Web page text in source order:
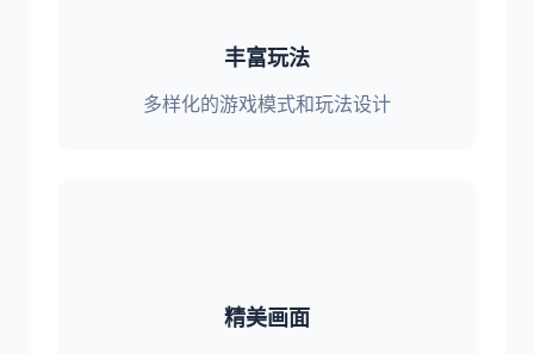
丰富玩法
多样化的游戏模式和玩法设计
精美画面